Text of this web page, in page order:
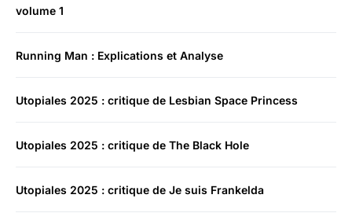
volume 1
Running Man : Explications et Analyse
Utopiales 2025 : critique de Lesbian Space Princess
Utopiales 2025 : critique de The Black Hole
Utopiales 2025 : critique de Je suis Frankelda